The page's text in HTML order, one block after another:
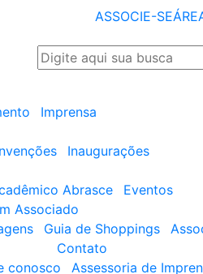
ASSOCIE-SE
Imprensa
Inaugurações
Abrasce
Eventos
Associado
Guia de Shoppings
Contato
conosco
Assessoria de